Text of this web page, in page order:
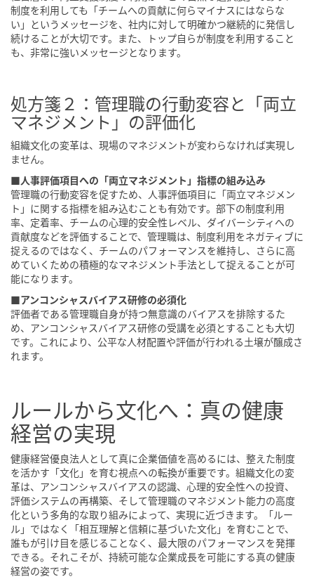
制度を利用しても「チームへの貢献に何らマイナスにはならな
い」というメッセージを、社内に対して明確かつ継続的に発信し
続けることが大切です。また、トップ自らが制度を利用すること
も、非常に強いメッセージとなります。
処方箋２：管理職の行動変容と「両立
マネジメント」の評価化
組織文化の変革は、現場のマネジメントが変わらなければ実現し
ません。
■人事評価項目への「両立マネジメント」指標の組み込み
管理職の行動変容を促すため、人事評価項目に「両立マネジメン
ト」に関する指標を組み込むことも有効です。部下の制度利用
率、定着率、チームの心理的安全性レベル、ダイバーシティへの
貢献度などを評価することで、管理職は、制度利用をネガティブに
捉えるのではなく、チームのパフォーマンスを維持し、さらに高
めていくための積極的なマネジメント手法として捉えることが可
能になります。
■アンコンシャスバイアス研修の必須化
評価者である管理職自身が持つ無意識のバイアスを排除するた
め、アンコンシャスバイアス研修の受講を必須とすることも大切
です。これにより、公平な人材配置や評価が行われる土壌が醸成さ
れます。
ルールから文化へ：真の健康
経営の実現
健康経営優良法人として真に企業価値を高めるには、整えた制度
を活かす「文化」を育む視点への転換が重要です。組織文化の変
革は、アンコンシャスバイアスの認識、心理的安全性への投資、
評価システムの再構築、そして管理職のマネジメント能力の高度
化という多角的な取り組みによって、実現に近づきます。「ルー
ル」ではなく「相互理解と信頼に基づいた文化」を育むことで、
誰もが引け目を感じることなく、最大限のパフォーマンスを発揮
できる。それこそが、持続可能な企業成長を可能にする真の健康
経営の姿です。